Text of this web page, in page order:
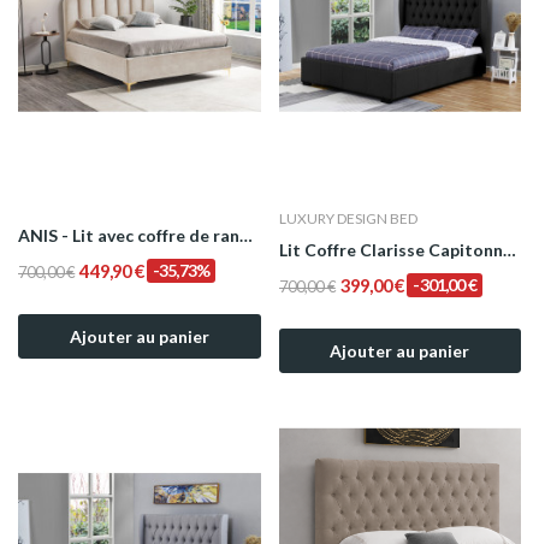
ANIS - Lit avec coffre de rangement - Velours
700,00 € 449,90 € -35,73%
Ajouter au panier
LUXURY DESIGN BED
Lit Coffre Clarisse Capitonnée en Tissu Lin Noir
700,00 € 399,00 € -301,00 €
Ajouter au panier